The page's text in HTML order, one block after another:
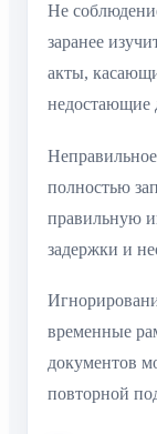
Не
заранее
акты,
недостающие
полностью
правильную
задержки и
временные
документов
повторной